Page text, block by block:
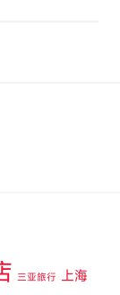
三亚旅行 上海